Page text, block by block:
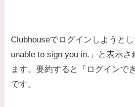
Clubhouseでログインしようと
unable to sign you in.」と表示さ
ます。要約すると「ログインで
です。